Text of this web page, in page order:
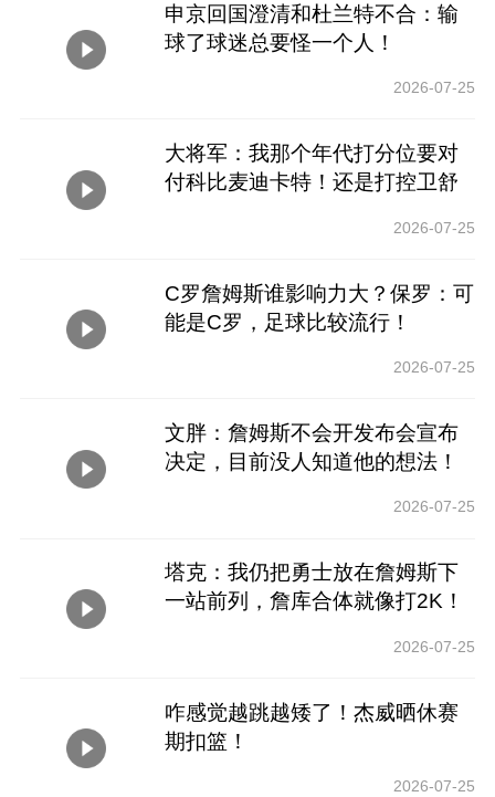
申京回国澄清和杜兰特不合：输
球了球迷总要怪一个人！
2026-07-25
大将军：我那个年代打分位要对
付科比麦迪卡特！还是打控卫舒
2026-07-25
C罗詹姆斯谁影响力大？保罗：可
能是C罗，足球比较流行！
2026-07-25
文胖：詹姆斯不会开发布会宣布
决定，目前没人知道他的想法！
2026-07-25
塔克：我仍把勇士放在詹姆斯下
一站前列，詹库合体就像打2K！
2026-07-25
咋感觉越跳越矮了！杰威晒休赛
期扣篮！
2026-07-25